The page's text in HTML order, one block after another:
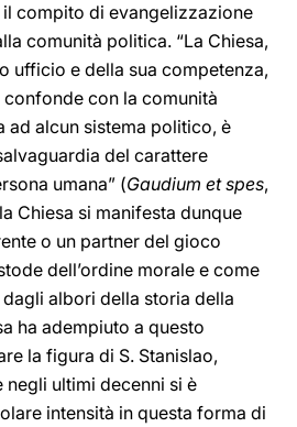
il compito di evangelizzazione
comunità politica. “La Chiesa,
ufficio e della sua competenza,
confonde con la comunità
ad alcun sistema politico, è
del carattere
umana” (Gaudium et spes,
Chiesa si manifesta dunque
o un partner del gioco
dell’ordine morale e come
albori della storia della
ha adempiuto a questo
la figura di S. Stanislao,
negli ultimi decenni si è
intensità in questa forma di